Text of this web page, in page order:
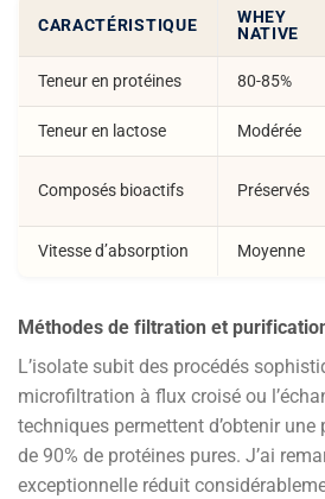
CARACTÉRISTIQUE
WHEY
NATIVE
Teneur en protéines 80-85%
Teneur en lactose Modérée
Composés bioactifs Préservés
Vitesse d’absorption Moyenne
Méthodes de filtration et
L’isolate subit des procédés
microfiltration à flux croisé ou
techniques permettent d’obtenir
de 90% de protéines pures. J’ai
exceptionnelle réduit